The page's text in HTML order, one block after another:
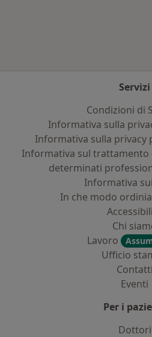
Servizi
Condizioni di
Informativa sulla
Informativa sulla privacy
Informativa sul trattamento
determinati
Informativa
In che modo
Chi
Lavoro
Ufficio
Contatti
Eventi
Per i
Dottori